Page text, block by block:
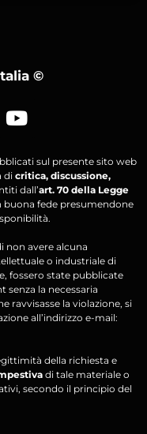
©
sul presente sito web
di critica, discussione,
dall’art. 70 della Legge
buona fede presumendone
non avere alcuna
o industriale di
fossero state pubblicate
la necessaria
ravvisasse la violazione, si
all’indirizzo e-mail:
della richiesta e
di tale materiale o
secondo il principio del